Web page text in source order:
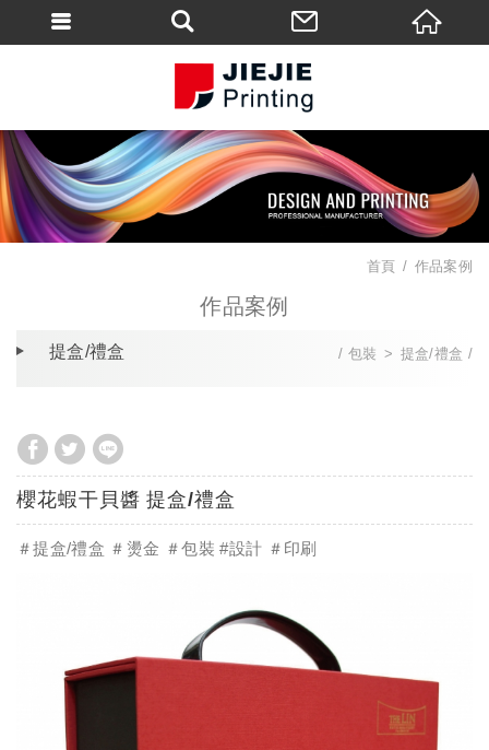
作品案例
首頁 作品案例
提盒/禮盒 包裝 提盒/禮盒
櫻花蝦干貝醬 提盒/禮盒
＃提盒/禮盒 ＃燙金 ＃包裝 #設計 ＃印刷